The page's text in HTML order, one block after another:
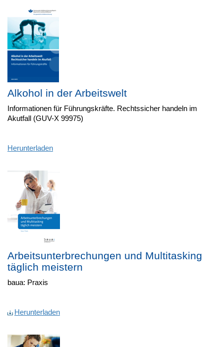
Alkohol in der Arbeitswelt
Informationen für Führungskräfte. Rechtssicher handeln im
Akutfall (GUV-X 99975)
Herunterladen
Arbeitsunterbrechungen und Multitasking
täglich meistern
baua: Praxis
Herunterladen